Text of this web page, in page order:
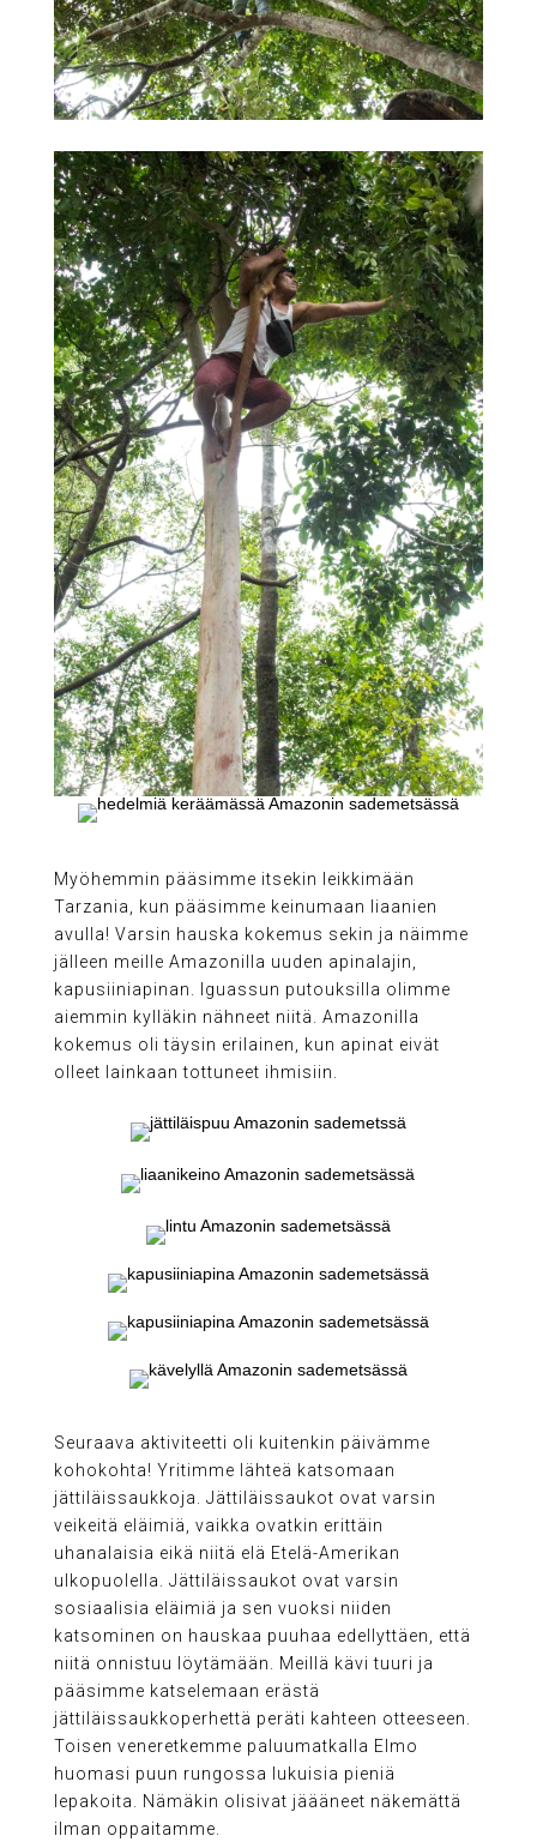
Myöhemmin pääsimme itsekin leikkimään
Tarzania, kun pääsimme keinumaan liaanien
avulla! Varsin hauska kokemus sekin ja näimme
jälleen meille Amazonilla uuden apinalajin,
kapusiiniapinan. Iguassun putouksilla olimme
aiemmin kylläkin nähneet niitä. Amazonilla
kokemus oli täysin erilainen, kun apinat eivät
olleet lainkaan tottuneet ihmisiin.
Seuraava aktiviteetti oli kuitenkin päivämme
kohokohta! Yritimme lähteä katsomaan
jättiläissaukkoja. Jättiläissaukot ovat varsin
veikeitä eläimiä, vaikka ovatkin erittäin
uhanalaisia eikä niitä elä Etelä-Amerikan
ulkopuolella. Jättiläissaukot ovat varsin
sosiaalisia eläimiä ja sen vuoksi niiden
katsominen on hauskaa puuhaa edellyttäen, että
niitä onnistuu löytämään. Meillä kävi tuuri ja
pääsimme katselemaan erästä
jättiläissaukkoperhettä peräti kahteen otteeseen.
Toisen veneretkemme paluumatkalla Elmo
huomasi puun rungossa lukuisia pieniä
lepakoita. Nämäkin olisivat jäääneet näkemättä
ilman oppaitamme.